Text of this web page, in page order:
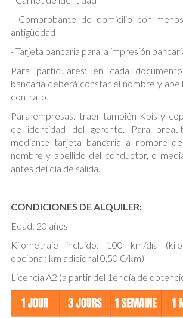
- Comprobante de domicilio con
antigüedad
- Tarjeta bancaria para la impresión
Para particulares: en cada
bancaria deberá constar el nombre y
contrato.
Para empresas: traer también Kbis y
de identidad del gerente. Para
mediante tarjeta bancaria a nombre
nombre y apellido del conductor, o
antes del día de salida.
CONDICIONES DE ALQUILER:
Edad: 20 años
Kilometraje incluido: 100 km/día
opcional; km adicional 0,50 €/km)
Licencia A2 (a partir del 1er día de